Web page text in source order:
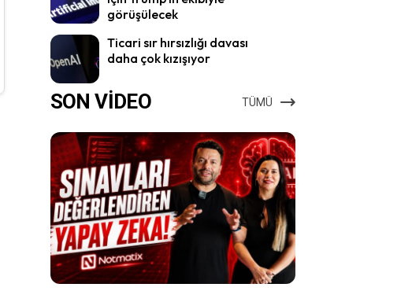
görüşülecek
Ticari sır hırsızlığı davası
daha çok kızışıyor
SON VİDEO TÜMÜ